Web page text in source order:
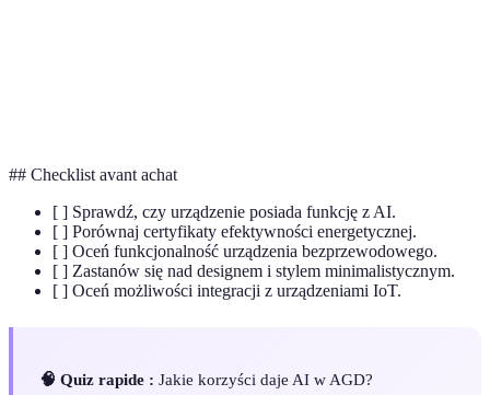
## Checklist avant achat
[ ] Sprawdź, czy urządzenie posiada funkcję z AI.
[ ] Porównaj certyfikaty efektywności energetycznej.
[ ] Oceń funkcjonalność urządzenia bezprzewodowego.
[ ] Zastanów się nad designem i stylem minimalistycznym.
[ ] Oceń możliwości integracji z urządzeniami IoT.
🧠 Quiz rapide : Jakie korzyści daje AI w AGD?